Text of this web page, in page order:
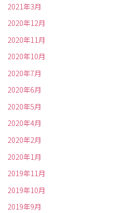
2021年3月
2020年12月
2020年11月
2020年10月
2020年7月
2020年6月
2020年5月
2020年4月
2020年2月
2020年1月
2019年11月
2019年10月
2019年9月